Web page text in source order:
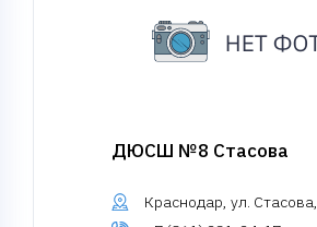
ДЮСШ №8 Стасова
Краснодар, ул.